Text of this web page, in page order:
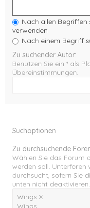
Nach allen Begriffen
verwenden
Nach einem Begriff
Zu suchender Autor:
Benutzen Sie ein * als
Übereinstimmungen.
Suchoptionen
Zu durchsuchende
Wählen Sie das Forum
werden soll.
durchsucht, sofern Sie
unten nicht deaktivieren.